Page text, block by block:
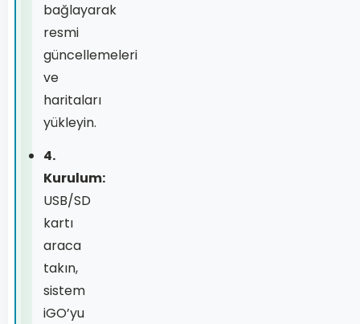
bağlayarak
resmi
güncellemeleri
ve
haritaları
yükleyin.
4.
Kurulum:
USB/SD
kartı
araca
takın,
sistem
iGO’yu